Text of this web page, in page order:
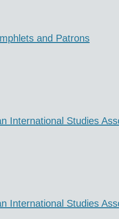
and Patrons
International Studies
International Studies